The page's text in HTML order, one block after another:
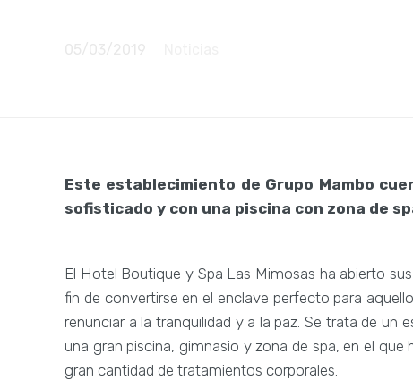
Este establecimiento de Grupo Mambo
sofisticado y con una piscina con zona de
El Hotel Boutique y Spa Las Mimosas ha abierto
fin de convertirse en el enclave perfecto para
renunciar a la tranquilidad y a la paz. Se trata de
una gran piscina, gimnasio y zona de spa, en el
gran cantidad de tratamientos corporales.